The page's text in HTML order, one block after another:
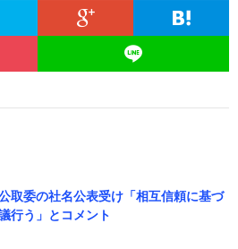
取委の社名公表受け「相互信頼に基づ
行う」とコメント